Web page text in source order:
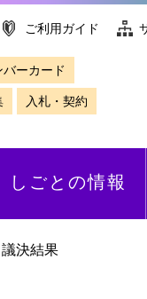
ご利用ガイド
バーカード
入札・契約
しごとの情報
決結果